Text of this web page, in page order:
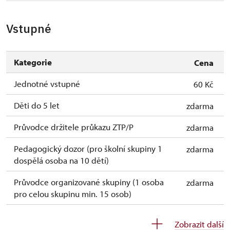
Vstupné
Kategorie
Cena
Jednotné vstupné
60 Kč
Děti do 5 let
zdarma
Průvodce držitele průkazu ZTP/P
zdarma
Pedagogický dozor (pro školní skupiny 1
dospělá osoba na 10 dětí)
zdarma
Průvodce organizované skupiny (1 osoba
pro celou skupinu min. 15 osob)
zdarma
Celoroční volné vstupenky vydané NPÚ
Zobrazit další